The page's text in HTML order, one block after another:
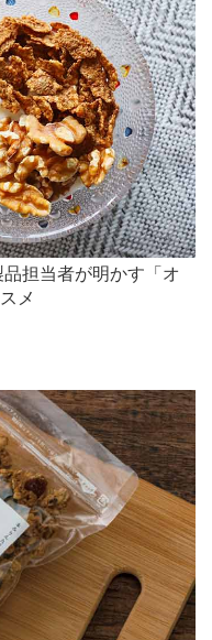
担当者が明かす「オ
メ